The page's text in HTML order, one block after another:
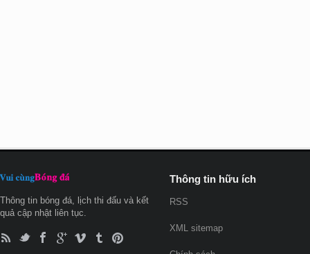
Thông tin bóng đá, lịch thi đấu và kết
quả cập nhật liên tục.
Thông tin hữu ích
RSS
XML sitemap